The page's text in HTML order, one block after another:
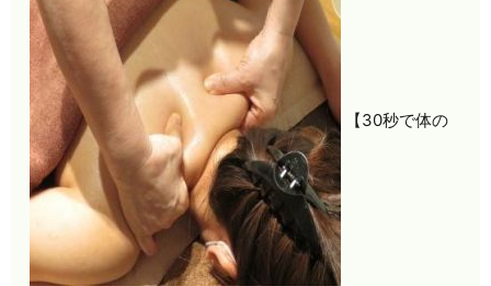
【30秒で体の